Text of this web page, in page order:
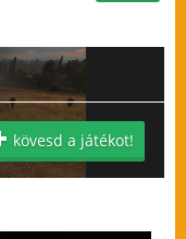
kövesd a játékot!